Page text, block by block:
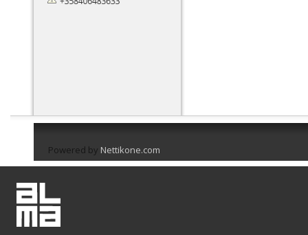
Powered by Nettikone.com